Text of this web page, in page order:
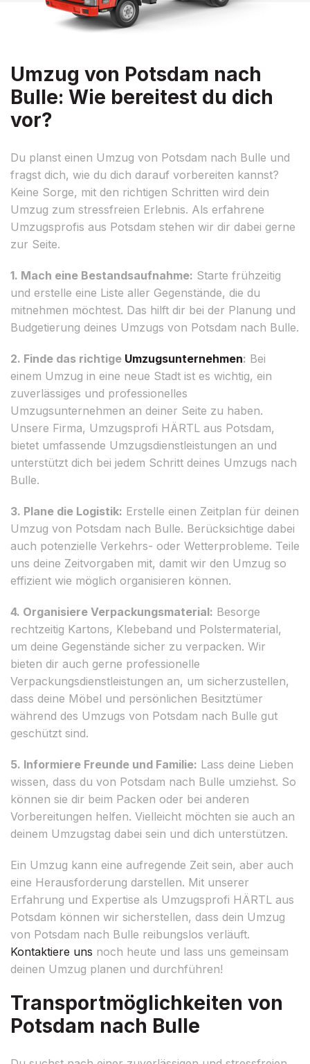
Umzug von Potsdam nach
Bulle: Wie bereitest du dich
vor?
Du planst einen Umzug von Potsdam nach Bulle und
fragst dich, wie du dich darauf vorbereiten kannst?
Keine Sorge, mit den richtigen Schritten wird dein
Umzug zum stressfreien Erlebnis. Als erfahrene
Umzugsprofis aus Potsdam stehen wir dir dabei gerne
zur Seite.
1. Mach eine Bestandsaufnahme: Starte frühzeitig
und erstelle eine Liste aller Gegenstände, die du
mitnehmen möchtest. Das hilft dir bei der Planung und
Budgetierung deines Umzugs von Potsdam nach Bulle.
2. Finde das richtige Umzugsunternehmen: Bei
einem Umzug in eine neue Stadt ist es wichtig, ein
zuverlässiges und professionelles
Umzugsunternehmen an deiner Seite zu haben.
Unsere Firma, Umzugsprofi HÄRTL aus Potsdam,
bietet umfassende Umzugsdienstleistungen an und
unterstützt dich bei jedem Schritt deines Umzugs nach
Bulle.
3. Plane die Logistik: Erstelle einen Zeitplan für deinen
Umzug von Potsdam nach Bulle. Berücksichtige dabei
auch potenzielle Verkehrs- oder Wetterprobleme. Teile
uns deine Zeitvorgaben mit, damit wir den Umzug so
effizient wie möglich organisieren können.
4. Organisiere Verpackungsmaterial: Besorge
rechtzeitig Kartons, Klebeband und Polstermaterial,
um deine Gegenstände sicher zu verpacken. Wir
bieten dir auch gerne professionelle
Verpackungsdienstleistungen an, um sicherzustellen,
dass deine Möbel und persönlichen Besitztümer
während des Umzugs von Potsdam nach Bulle gut
geschützt sind.
5. Informiere Freunde und Familie: Lass deine Lieben
wissen, dass du von Potsdam nach Bulle umziehst. So
können sie dir beim Packen oder bei anderen
Vorbereitungen helfen. Vielleicht möchten sie auch an
deinem Umzugstag dabei sein und dich unterstützen.
Ein Umzug kann eine aufregende Zeit sein, aber auch
eine Herausforderung darstellen. Mit unserer
Erfahrung und Expertise als Umzugsprofi HÄRTL aus
Potsdam können wir sicherstellen, dass dein Umzug
von Potsdam nach Bulle reibungslos verläuft.
Kontaktiere uns noch heute und lass uns gemeinsam
deinen Umzug planen und durchführen!
Transportmöglichkeiten von
Potsdam nach Bulle